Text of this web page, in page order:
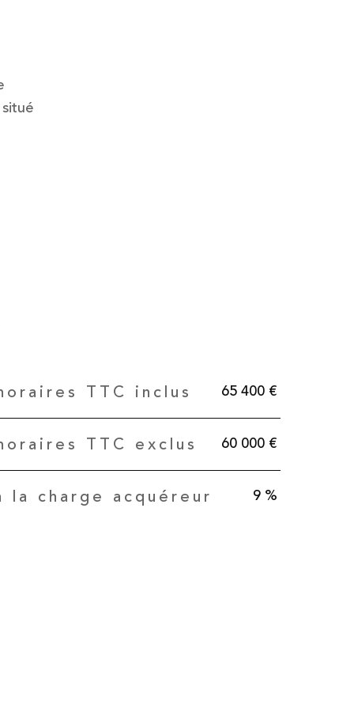
TTC inclus 65 400 €
TTC exclus 60 000 €
la charge acquéreur 9 %